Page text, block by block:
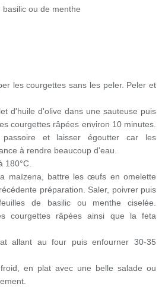
ou de menthe
les courgettes sans les peler. Peler et
d'huile d'olive dans une sauteuse puis
courgettes râpées environ 10 minutes.
et laisser égoutter car les
à rendre beaucoup d'eau.
180°C.
maïzena, battre les œufs en omelette
préparation. Saler, poivrer puis
de basilic ou menthe ciselée.
courgettes râpées ainsi que la feta
allant au four puis enfourner 30-35
en plat avec une belle salade ou